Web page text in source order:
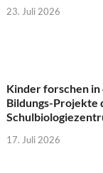
23. Juli 2026
Kinder forschen in
Bildungs-Projekte
17. Juli 2026